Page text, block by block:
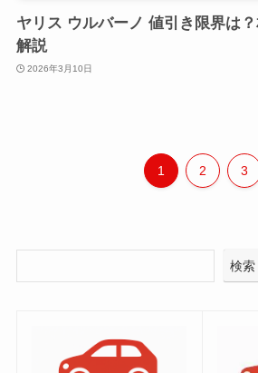
ヤリス ウルバーノ 値引き限界は
解説
2026年3月10日
1 2 3
検索